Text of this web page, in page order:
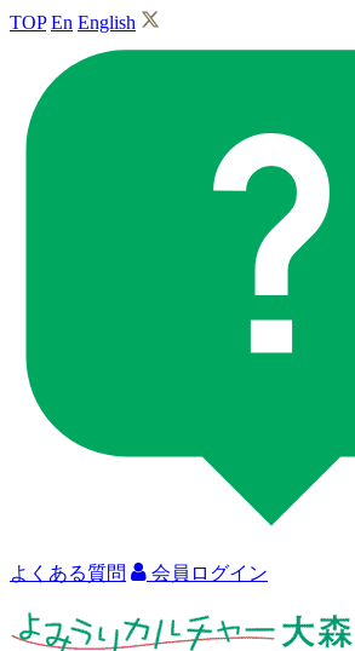
TOP En English
よくある質問 会員ログイン